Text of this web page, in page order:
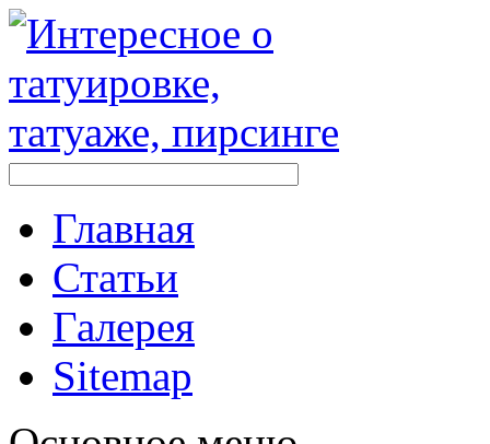
Главная
Стaтьи
Галерея
Sitemap